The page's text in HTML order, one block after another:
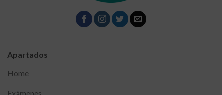
Apartados
Home
Exámenes